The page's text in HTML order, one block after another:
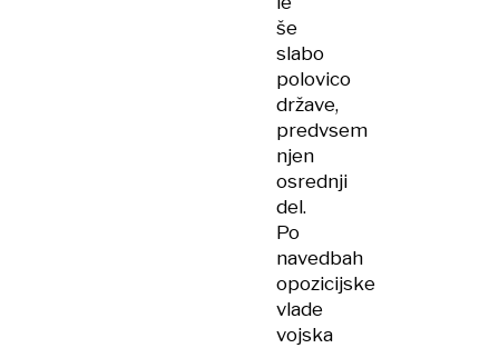
še
slabo
polovico
države,
predvsem
njen
osrednji
del.
Po
navedbah
opozicijske
vlade
vojska